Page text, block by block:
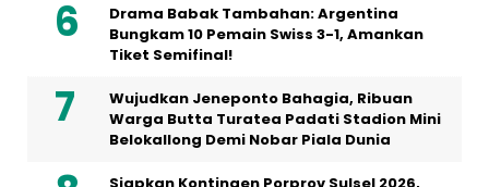
Drama Babak Tambahan: Argentina
Bungkam 10 Pemain Swiss 3-1, Amankan
Tiket Semifinal!
Wujudkan Jeneponto Bahagia, Ribuan
Warga Butta Turatea Padati Stadion Mini
Belokallong Demi Nobar Piala Dunia